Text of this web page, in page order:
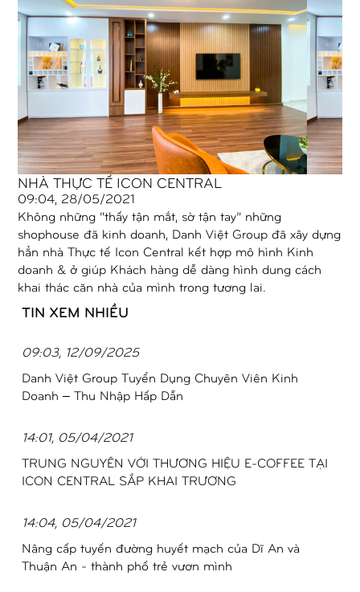
NHÀ THỰC TẾ ICON CENTRAL
09:04, 28/05/2021
Không những “thấy tận mắt, sờ tận tay” những
shophouse đã kinh doanh, Danh Việt Group đã xây dựng
hẳn nhà Thực tế Icon Central kết hợp mô hình Kinh
doanh & ở giúp Khách hàng dễ dàng hình dung cách
khai thác căn nhà của mình trong tương lai.
TIN XEM NHIỀU
09:03, 12/09/2025
Danh Việt Group Tuyển Dụng Chuyên Viên Kinh
Doanh – Thu Nhập Hấp Dẫn
14:01, 05/04/2021
TRUNG NGUYÊN VỚI THƯƠNG HIỆU E-COFFEE TẠI
ICON CENTRAL SẮP KHAI TRƯƠNG
14:04, 05/04/2021
Nâng cấp tuyến đường huyết mạch của Dĩ An và
Thuận An - thành phố trẻ vươn mình